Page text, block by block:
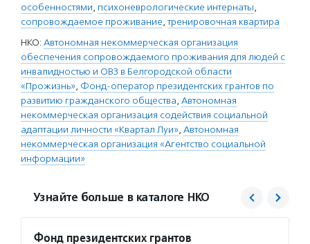
особенностями, психоневрологические интернаты,
сопровождаемое проживание,тренировочная квартира
НКО: Автономная некоммерческая организация
обеспечения сопровождаемого проживания для людей с
инвалидностью и ОВЗ в Белгородской области
«Прожизнь», Фонд-оператор президентских грантов по
развитию гражданского общества, Автономная
некоммерческая организация содействия социальной
адаптации личности «Квартал Луи», Автономная
некоммерческая организация «Агентство социальной
информации»
Узнайте больше в каталоге НКО
Фонд президентских грантов